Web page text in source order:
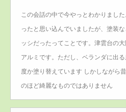
この会話の中で今やっとわかりまし
ったと思い込んでいましたが、塗装
ッシだったってことです。津雲台の
アルミです。ただし、ベランダに出
度か塗り替えています しかしながら
のほど綺麗なものではありません